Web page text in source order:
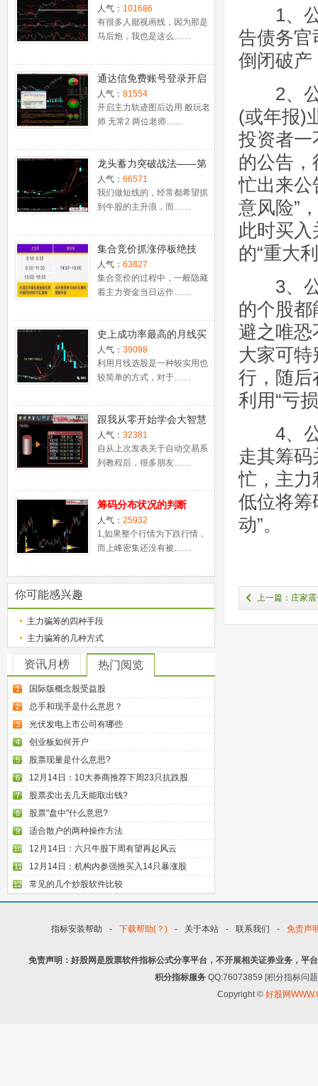
抓强势股双头的超短线盈
利－－之五（均线战法找
心脏）
人气： 101686
有很多人鄙视画线，因为那是
马后炮，我也是这么……
通达信免费账号登录开启
十档框和调用主力监控教
程
人气： 81554
开启主力轨迹图后边用 般玩老
师 无常2 两位老师……
龙头蓄力突破战法——第
一时间介入牛股主升浪捕
捉涨停板的技巧（图解）
人气： 66571
我们做短线的，经常都希望抓
到牛股的主升浪，而……
集合竞价抓涨停板绝技
（附公式源码）
人气： 63827
集合竞价的过程中，一般隐藏
着主力资金当日运作……
史上成功率最高的月线买
入法，精准高效筛选暴涨
牛股，堪称选股法宝！
人气： 39098
利用月线选股是一种较实用也
较简单的方式，对于……
跟我从零开始学会大智慧
股票池自动交易
人气： 32381
自从上次发表关于自动交易系
列教程后，很多朋友……
筹码分布状况的判断
人气： 25932
1,如果整个行情为下跌行情，
而上峰密集还没有被……
你可能感兴趣
主力骗筹的四种手段
主力骗筹的几种方式
资讯月榜 热门阅览
1 国际版概念股受益股
2 总手和现手是什么意思？
3 光伏发电上市公司有哪些
4 创业板如何开户
5 股票现量是什么意思?
6 12月14日：10大券商推荐下周23只抗跌股
7 股票卖出去几天能取出钱?
8 股票"盘中"什么意思?
9 适合散户的两种操作方法
10 12月14日：六只牛股下周有望再起风云
11 12月14日：机构内参强推买入14只暴涨股
12 常见的几个炒股软件比较
1、公
告债务官
倒闭破产
2、公
(或年报)
投资者一
的公告
忙出来公
意风险”
此时买
的“重大
3、公
的个股
避之唯
大家可
行，随后
利用“亏
4、公
走其筹
忙，主力
低位将筹
动”。
上一篇：庄家
指标安装帮助 - 下载帮助(？) - 关于本站 - 联系我们 - 免责声
免责声明：好股网是股票软件指标公式分享平台，不开展相关证券业务，平
积分指标服务 QQ:76073859 [积分指标问
Copyright © 好股网